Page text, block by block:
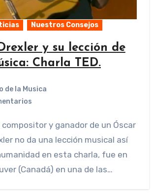
Nuestros Consejos
y su lección de
Charla TED.
de la Musica
no da una lección musical así
en esta charla, fue en
(Canadá) en una de las…